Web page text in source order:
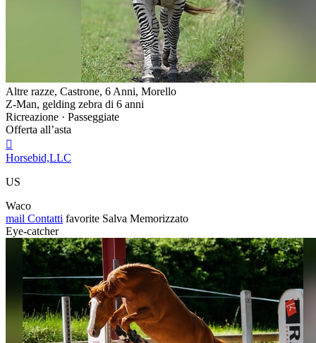
Altre razze, Castrone, 6 Anni, Morello
Z-Man, gelding zebra di 6 anni
Ricreazione · Passeggiate
Offerta all’asta

Horsebid,LLC
US
Waco
mail Contatti favorite Salva Memorizzato
Eye-catcher